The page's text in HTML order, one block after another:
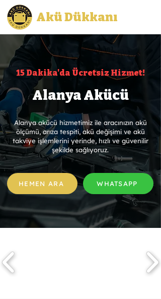
Akü Dükkanı
15 Dakika'da Ücretsiz Hizmet!
Alanya Akücü
Alanya akücü hizmetimiz ile aracınızın akü
ölçümü, arıza tespiti, akü değişimi ve akü
takviye işlemlerini yerinde, hızlı ve güvenilir
şekilde sağlıyoruz.
HEMEN ARA WHATSAPP